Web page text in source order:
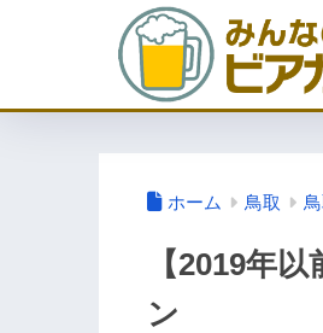
ホーム 鳥取
【2019年
ン